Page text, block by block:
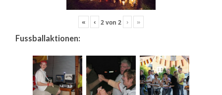
« ‹ 2von 2 › »
Fussballaktionen: